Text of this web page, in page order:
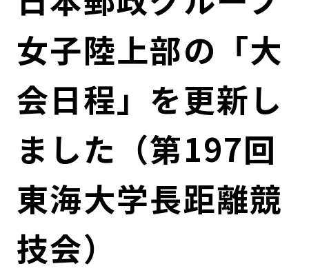
コンプライアンス
ガバナンス
コンダクト向上の取組み
ローカル共創イニシアティブ
個人投資家のみなさまへ
株式情報
財務情報・IR資料
IRニュース
担当役員メッセージ
サステナビリティマネジメント
持続可能な金融のフレームワーク
環境
ESGデータ集
女子陸上部の「大
会日程」を更新し
ました（第197回
東海大学長距離競
技会）